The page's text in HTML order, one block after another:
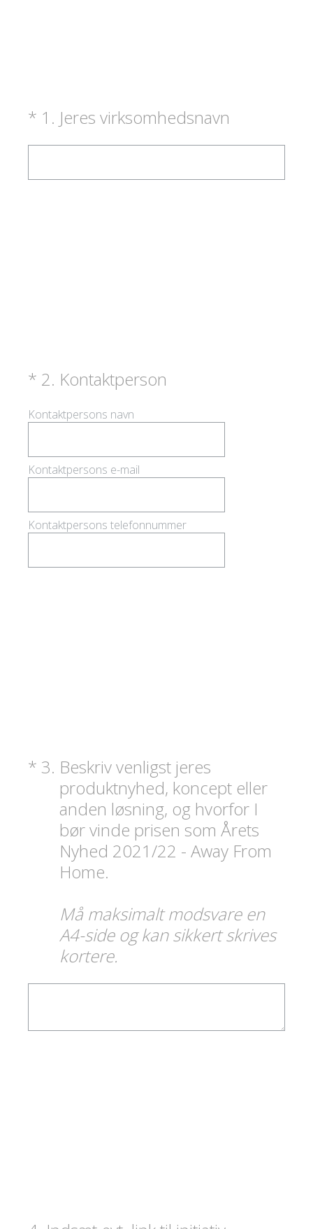
* 1 . Jeres virksomhedsnavn
(påkrævet)
* 2. Kontaktperson
(påkrævet)
Kontaktpersons navn
Kontaktpersons e-mail
Kontaktpersons telefonnummer
* 3. Beskriv venligst jeres
produktnyhed, koncept eller
anden løsning, og hvorfor I
bør vinde prisen som Årets
Nyhed 2021/22 - Away From
Home.
Må maksimalt modsvare en
A4-side og kan sikkert skrives
kortere.
(påkrævet)